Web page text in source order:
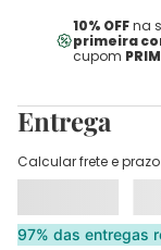
10% OFFna
primeira
cupom
Entrega
Calcular frete e
97% das entregas